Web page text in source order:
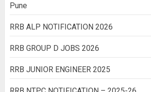
Pune
RRB ALP NOTIFICATION 2026
RRB GROUP D JOBS 2026
RRB JUNIOR ENGINEER 2025